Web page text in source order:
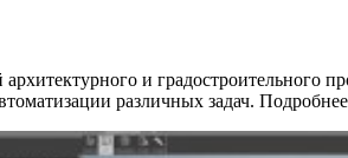
архитектурного и
различных задач.